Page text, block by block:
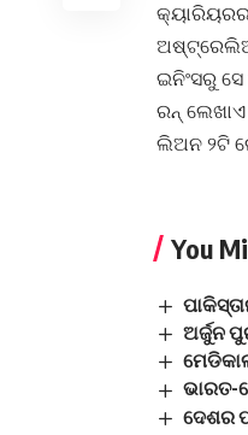
ଇନିଂସରୁ
ରନ୍
ଲିଅନ ୨ଟି
You
ଅର୍ଜୁନ
ଭାରତ-
ଦେଶର